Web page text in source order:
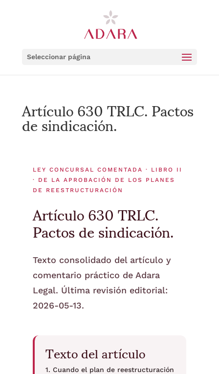
Seleccionar página
Artículo 630 TRLC. Pactos
de sindicación.
LEY CONCURSAL COMENTADA · LIBRO II
· DE LA APROBACIÓN DE LOS PLANES
DE REESTRUCTURACIÓN
Artículo 630 TRLC.
Pactos de sindicación.
Texto consolidado del artículo y
comentario práctico de Adara
Legal. Última revisión editorial:
2026-05-13.
Texto del artículo
1. Cuando el plan de reestructuración